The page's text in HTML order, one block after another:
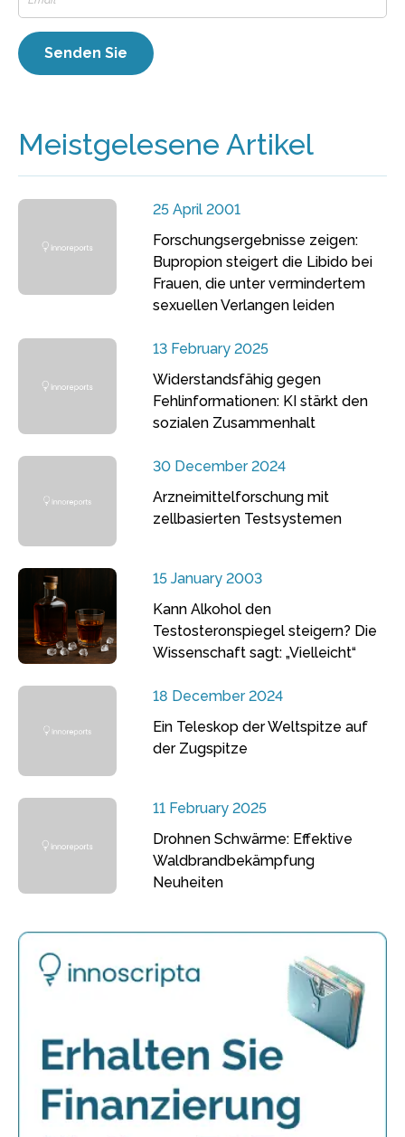
Meistgelesene Artikel
25 April 2001
Forschungsergebnisse zeigen:
Bupropion steigert die Libido bei
Frauen, die unter vermindertem
sexuellen Verlangen leiden
13 February 2025
Widerstandsfähig gegen
Fehlinformationen: KI stärkt den
sozialen Zusammenhalt
30 December 2024
Arzneimittelforschung mit
zellbasierten Testsystemen
15 January 2003
Kann Alkohol den
Testosteronspiegel steigern? Die
Wissenschaft sagt: „Vielleicht“
18 December 2024
Ein Teleskop der Weltspitze auf
der Zugspitze
11 February 2025
Drohnen Schwärme: Effektive
Waldbrandbekämpfung
Neuheiten